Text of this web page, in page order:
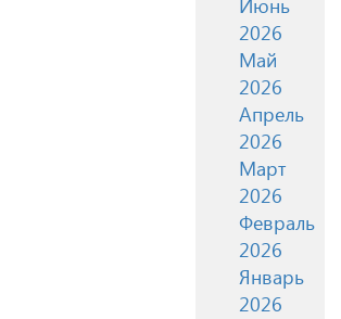
2026
Май
2026
Апрель
2026
Март
2026
Февраль
2026
Январь
2026